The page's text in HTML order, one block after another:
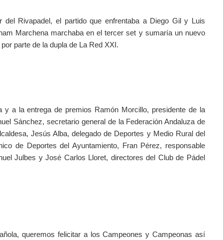
del Rivapadel, el partido que enfrentaba a Diego Gil y Luis
Marchena marchaba en el tercer set y sumaría un nuevo
parte de la dupla de La Red XXI.
y a la entrega de premios Ramón Morcillo, presidente de la
Sánchez, secretario general de la Federación Andaluza de
Jesús Alba, delegado de Deportes y Medio Rural del
de Deportes del Ayuntamiento, Fran Pérez, responsable
Julbes y José Carlos Lloret, directores del Club de Pádel
queremos felicitar a los Campeones y Campeonas así